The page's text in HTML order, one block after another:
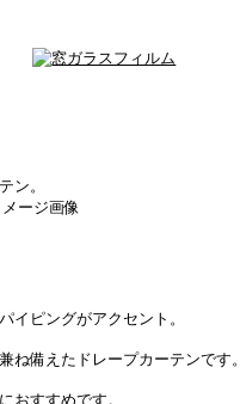
ン。
イピングがアクセント。
ね備えたドレープカーテンです。
おすすめです。